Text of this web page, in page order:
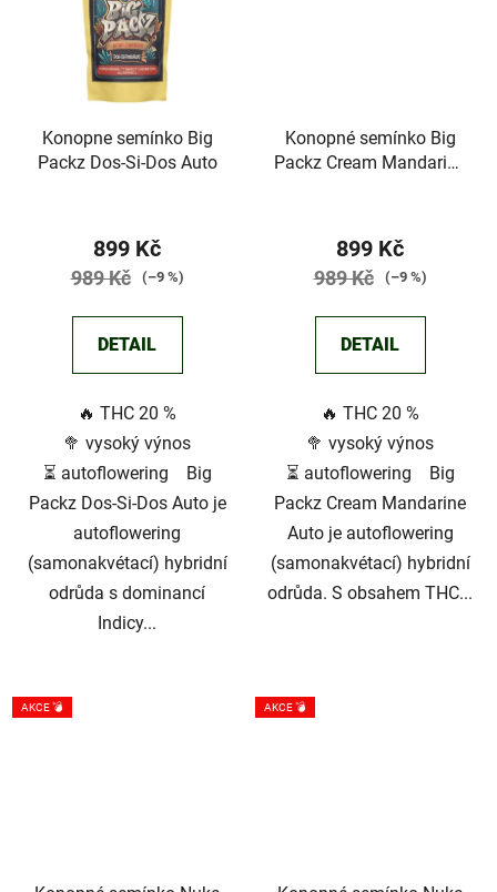
Konopne semínko Big
Packz Dos-Si-Dos Auto
899 Kč
989 Kč (–9 %)
DETAIL
🔥 THC 20 %
🥦 vysoký výnos
⏳ autoflowering Big
Packz Dos-Si-Dos Auto je
autoflowering
(samonakvétací) hybridní
odrůda s dominancí
Indicy...
Konopné semínko Big
Packz Cream Mandarine
899 Kč
989 Kč (–9 %)
DETAIL
🔥 THC 20 %
🥦 vysoký výnos
⏳ autoflowering Big
Packz Cream Mandarine
Auto je autoflowering
(samonakvétací) hybridní
odrůda. S obsahem THC...
AKCE 💣 AKCE 💣